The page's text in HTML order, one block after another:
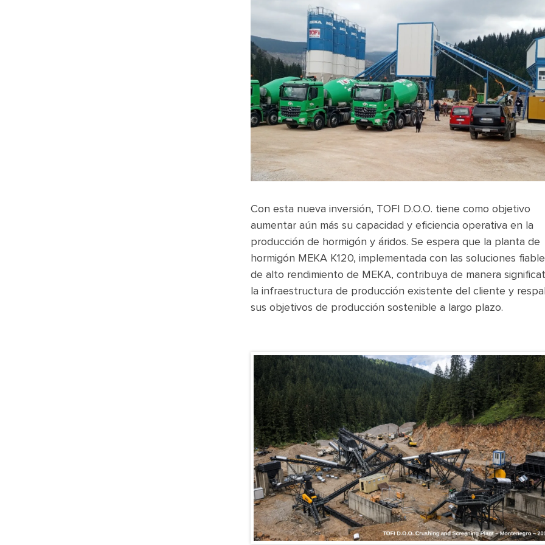
Con esta nueva inversión, TOFI D.O.O. tiene como objetivo
aumentar aún más su capacidad y eficiencia operativa en la
producción de hormigón y áridos. Se espera que la planta de
hormigón MEKA K120, implementada con las soluciones
de alto rendimiento de MEKA, contribuya de manera
la infraestructura de producción existente del cliente y
sus objetivos de producción sostenible a largo plazo.